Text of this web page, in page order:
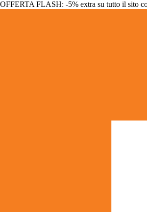
OFFERTA FLASH: -5% extra su tutto il sito